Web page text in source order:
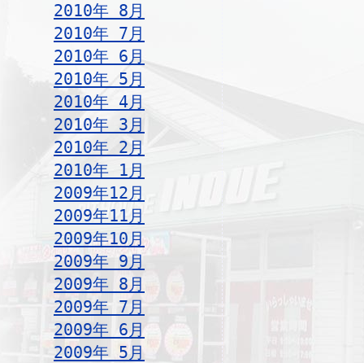
2010年 8月
2010年 7月
2010年 6月
2010年 5月
2010年 4月
2010年 3月
2010年 2月
2010年 1月
2009年12月
2009年11月
2009年10月
2009年 9月
2009年 8月
2009年 7月
2009年 6月
2009年 5月